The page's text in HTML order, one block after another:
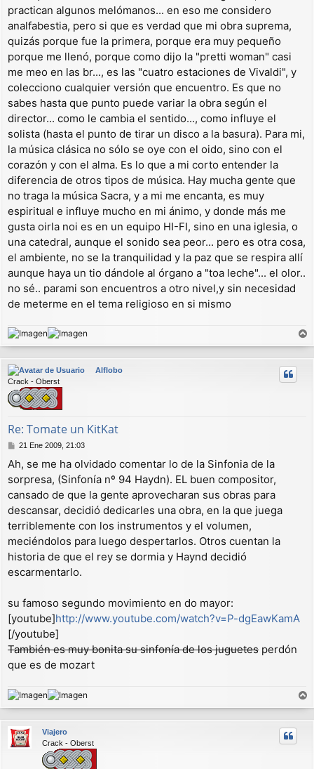
practican algunos melómanos... en eso me considero
analfabestia, pero si que es verdad que mi obra suprema,
quizás porque fue la primera, porque era muy pequeño
porque me llenó, porque como dijo la "pretti woman" casi
me meo en las br..., es las "cuatro estaciones de Vivaldi", y
colecciono cualquier versión que encuentro. Es que no
sabes hasta que punto puede variar la obra según el
director... como le cambia el sentido..., como influye el
solista (hasta el punto de tirar un disco a la basura). Para mi,
la música clásica no sólo se oye con el oido, sino con el
corazón y con el alma. Es lo que a mi corto entender la
diferencia de otros tipos de música. Hay mucha gente que
no traga la música Sacra, y a mi me encanta, es muy
espiritual e influye mucho en mi ánimo, y donde más me
gusta oirla noi es en un equipo HI-FI, sino en una iglesia, o
una catedral, aunque el sonido sea peor... pero es otra cosa,
el ambiente, no se la tranquilidad y la paz que se respira allí
aunque haya un tio dándole al órgano a "toa leche"... el olor..
no sé.. parami son encuentros a otro nivel,y sin necesidad
de meterme en el tema religioso en si mismo
r
r
Alflobo
Crack - Oberst
Re: Tomate un KitKat
M
n
s
j
e
21 Ene 2009, 21:03
Ah, se me ha olvidado comentar lo de la Sinfonia de la
sorpresa, (Sinfonía nº 94 Haydn). EL buen compositor,
cansado de que la gente aprovecharan sus obras para
descansar, decidió dedicarles una obra, en la que juega
terriblemente con los instrumentos y el volumen,
meciéndolos para luego despertarlos. Otros cuentan la
historia de que el rey se dormia y Haynd decidió
escarmentarlo.
su famoso segundo movimiento en do mayor:
[youtube]http://www.youtube.com/watch?v=P-dgEawKamA
[/youtube]
También es muy bonita su sinfonía de los juguetes perdón
que es de mozart
r
r
Viajero
Crack - Oberst